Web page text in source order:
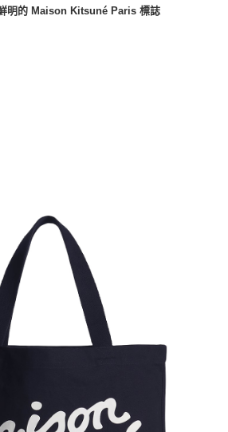
明的 Maison Kitsuné Paris 標誌